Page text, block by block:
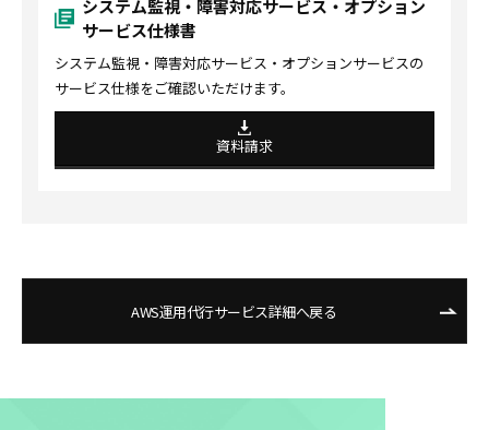
システム監視・障害対応サービス・オプション
サービス仕様書
システム監視・障害対応サービス・オプションサービスの
サービス仕様をご確認いただけます。
資料請求
AWS運用代行サービス詳細へ戻る